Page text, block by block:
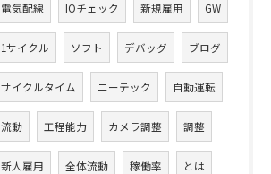
電気配線 IOチェック 新規雇用 GW
1サイクル ソフト デバッグ ブログ
サイクルタイム ニーテック 自動運転
流動 工程能力 カメラ調整 調整
新人雇用 全体流動 稼働率 とは